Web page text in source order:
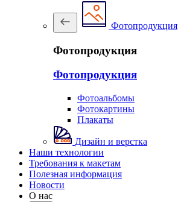
Фотопродукция
Фотопродукция
Фотопродукция
Фотоальбомы
Фотокартины
Плакаты
Дизайн и верстка
Наши технологии
Требования к макетам
Полезная информация
Новости
О нас